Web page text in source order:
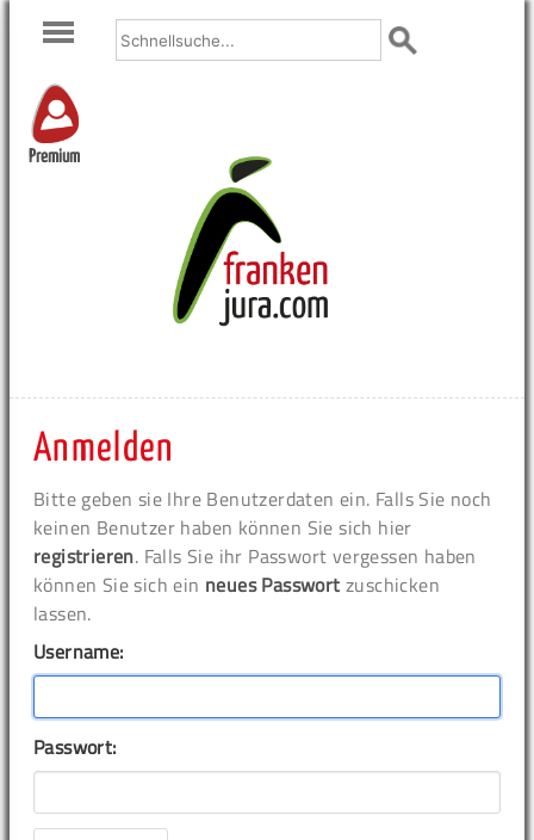
Premium
Anmelden
Bitte geben sie Ihre Benutzerdaten ein. Falls Sie noch
keinen Benutzer haben können Sie sich hier
registrieren. Falls Sie ihr Passwort vergessen haben
können Sie sich ein neues Passwort zuschicken
lassen.
Username:
Passwort: